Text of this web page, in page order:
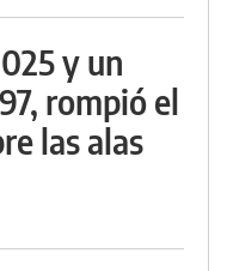
y un
rompió el
las alas